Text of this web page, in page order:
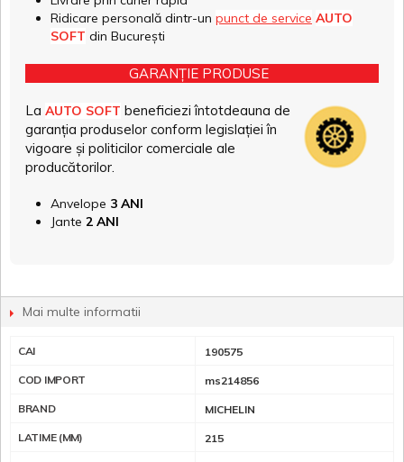
Ridicare personală dintr-un punct de service AUTO
SOFT din București
GARANȚIE PRODUSE
La AUTO SOFT beneficiezi întotdeauna de
garanția produselor conform legislației în
vigoare și politicilor comerciale ale
producătorilor.
Anvelope 3 ANI
Jante 2 ANI
Mai multe informatii
CAI 190575
COD IMPORT ms214856
BRAND MICHELIN
LATIME (MM) 215